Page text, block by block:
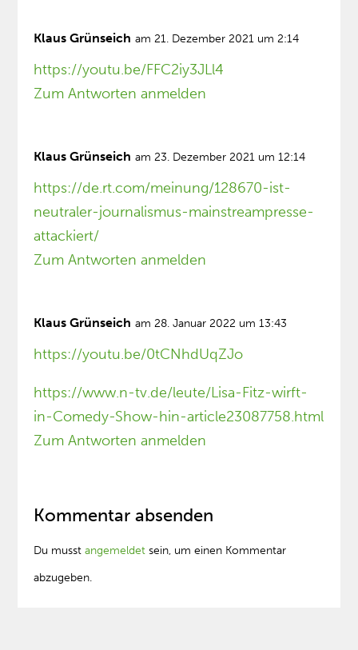
Klaus Grünseich am 21. Dezember 2021 um 2:14
https://youtu.be/FFC2iy3JLl4
Zum Antworten anmelden
Klaus Grünseich am 23. Dezember 2021 um 12:14
https://de.rt.com/meinung/128670-ist-
neutraler-journalismus-mainstreampresse-
attackiert/
Zum Antworten anmelden
Klaus Grünseich am 28. Januar 2022 um 13:43
https://youtu.be/0tCNhdUqZJo
https://www.n-tv.de/leute/Lisa-Fitz-wirft-
in-Comedy-Show-hin-article23087758.html
Zum Antworten anmelden
Kommentar absenden
Du musstangemeldet sein, um einen Kommentar
abzugeben.